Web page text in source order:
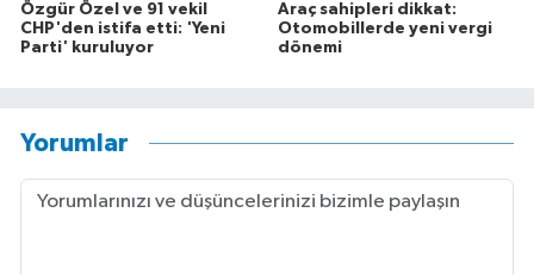
Özgür Özel ve 91 vekil
CHP'den istifa etti: 'Yeni
Parti' kuruluyor
Araç sahipleri dikkat:
Otomobillerde yeni vergi
dönemi
Yorumlar